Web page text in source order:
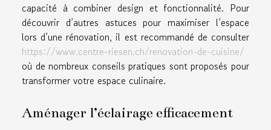
capacité à combiner design et fonctionnalité. Pour
découvrir d’autres astuces pour maximiser l’espace
lors d’une rénovation, il est recommandé de consulter
https://www.centre-riesen.ch/renovation-de-cuisine/
où de nombreux conseils pratiques sont proposés pour
transformer votre espace culinaire.
Aménager l’éclairage efficacement